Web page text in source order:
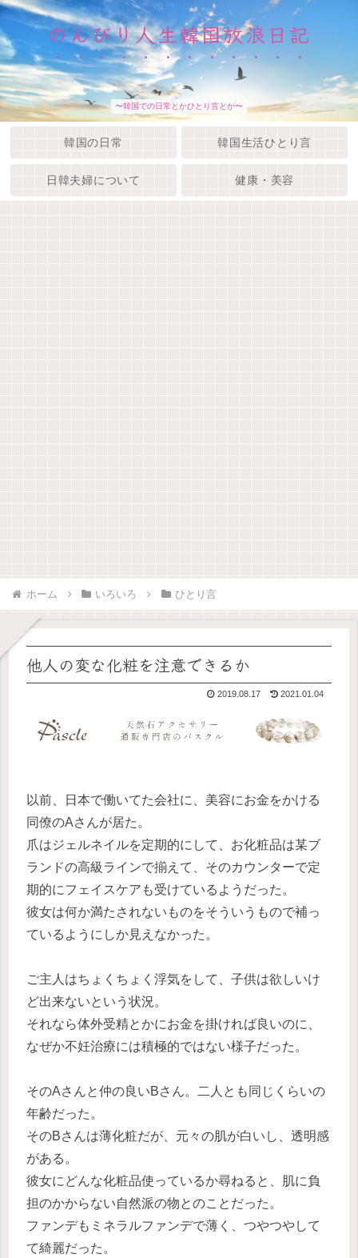
のんびり人生韓国放浪日記
〜韓国での日常とかひとり言とか〜
韓国の日常 韓国生活ひとり言
日韓夫婦について 健康・美容
ホーム いろいろ ひとり言
他人の変な化粧を注意できるか
2019.08.17 2021.01.04
以前、日本で働いてた会社に、美容にお金をかける
同僚のAさんが居た。
爪はジェルネイルを定期的にして、お化粧品は某ブ
ランドの高級ラインで揃えて、そのカウンターで定
期的にフェイスケアも受けているようだった。
彼女は何か満たされないものをそういうもので補っ
ているようにしか見えなかった。
ご主人はちょくちょく浮気をして、子供は欲しいけ
ど出来ないという状況。
それなら体外受精とかにお金を掛ければ良いのに、
なぜか不妊治療には積極的ではない様子だった。
そのAさんと仲の良いBさん。二人とも同じくらいの
年齢だった。
そのBさんは薄化粧だが、元々の肌が白いし、透明感
がある。
彼女にどんな化粧品使っているか尋ねると、肌に負
担のかからない自然派の物とのことだった。
ファンデもミネラルファンデで薄く、つやつやして
て綺麗だった。